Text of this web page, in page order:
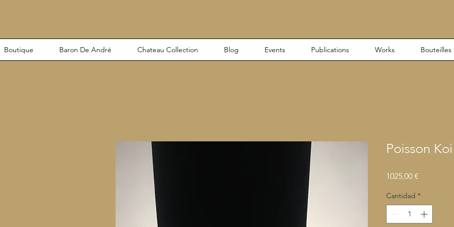
Boutique Baron De André Chateau Collection Blog Events Publications Works Bouteilles
Poisson
1025,00 €
Cantidad *